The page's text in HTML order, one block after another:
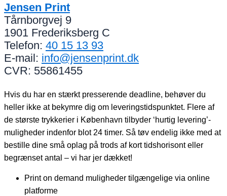
Jensen Print
Tårnborgvej 9
1901 Frederiksberg C
Telefon: 40 15 13 93
E-mail: info@jensenprint.dk
CVR: 55861455
Hvis du har en stærkt presserende deadline, behøver du
heller ikke at bekymre dig om leveringstidspunktet. Flere af
de største trykkerier i København tilbyder ‘hurtig levering’-
muligheder indenfor blot 24 timer. Så tøv endelig ikke med at
bestille dine små oplag på trods af kort tidshorisont eller
begrænset antal – vi har jer dækket!
Print on demand muligheder tilgængelige via online
platforme